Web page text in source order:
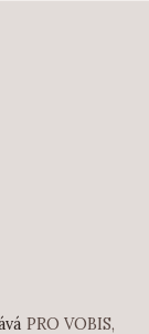
PRO VOBIS,